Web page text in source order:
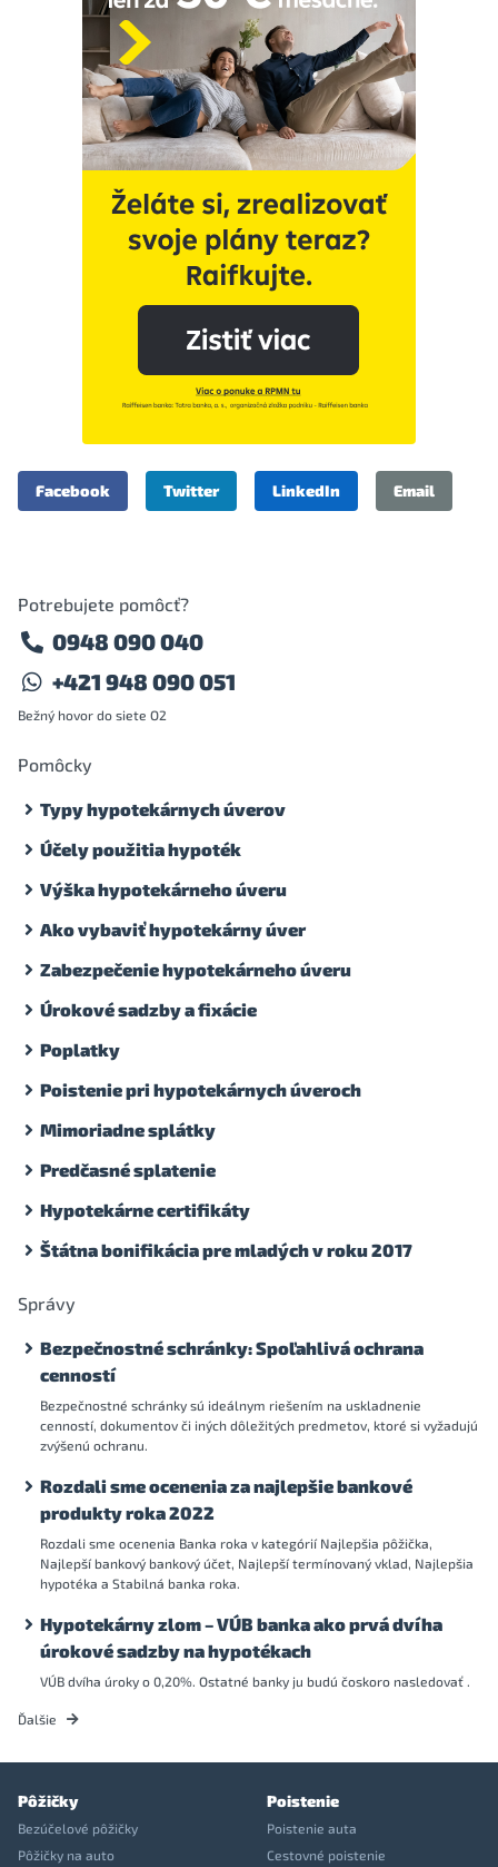
Facebook Twitter LinkedIn Email
Potrebujete pomôcť?
0948 090 040
+421 948 090 051
Bežný hovor do siete O2
Pomôcky
Typy hypotekárnych úverov
Účely použitia hypoték
Výška hypotekárneho úveru
Ako vybaviť hypotekárny úver
Zabezpečenie hypotekárneho úveru
Úrokové sadzby a fixácie
Poplatky
Poistenie pri hypotekárnych úveroch
Mimoriadne splátky
Predčasné splatenie
Hypotekárne certifikáty
Štátna bonifikácia pre mladých v roku 2017
Správy
Bezpečnostné schránky: Spoľahlivá ochrana
cenností
Bezpečnostné schránky sú ideálnym riešením na uskladnenie
cenností, dokumentov či iných dôležitých predmetov, ktoré si vyžadujú
zvýšenú ochranu.
Rozdali sme ocenenia za najlepšie bankové
produkty roka 2022
Rozdali sme ocenenia Banka roka v kategórií Najlepšia pôžička,
Najlepší bankový bankový účet, Najlepší termínovaný vklad, Najlepšia
hypotéka a Stabilná banka roka.
Hypotekárny zlom – VÚB banka ako prvá dvíha
úrokové sadzby na hypotékach
VÚB dvíha úroky o 0,20%. Ostatné banky ju budú čoskoro nasledovať .
Ďalšie
Pôžičky
Bezúčelové pôžičky
Pôžičky na auto
Poistenie
Poistenie auta
Cestovné poistenie